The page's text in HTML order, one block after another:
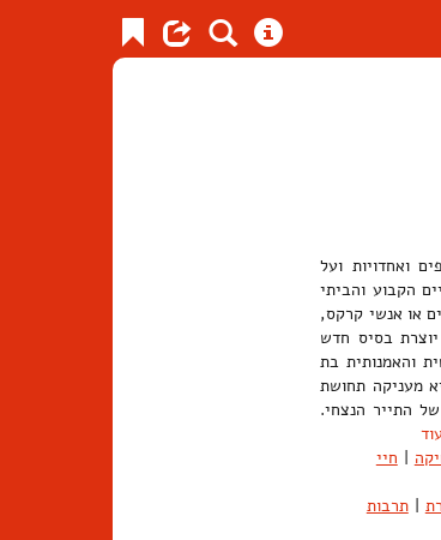
ואחדויות ועל
הקבוע והביתי
או אנשי קרקס,
בסיס חדש
והאמנותית בת
מעניקה תחושת
התייר הנצחי.
| חיי
| תרבות